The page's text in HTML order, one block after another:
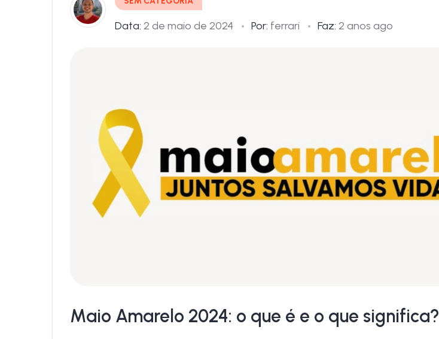
Data: 2 de maio de 2024 Por: ferrari Faz: 2 anos ago
Maio Amarelo 2024: o que é e o que significa?